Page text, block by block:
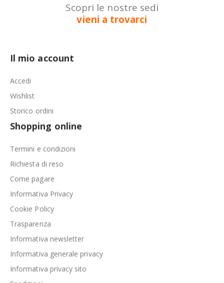
Scopri le nostre sedi
vieni a trovarci
Il mio account
Accedi
Wishlist
Storico ordini
Shopping online
Termini e condizioni
Richiesta di reso
Come pagare
Informativa Privacy
Cookie Policy
Trasparenza
Informativa newsletter
Informativa generale privacy
Informativa privacy sito